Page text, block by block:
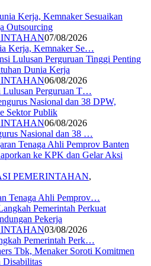
07/08/2026
Kerja, Kemnaker Se…
06/08/2026
Lulusan Perguruan T…
06/08/2026
Nasional dan 38 …
PEMERINTAHAN,
Tenaga Ahli Pemprov…
03/08/2026
Pemerintah Perk…